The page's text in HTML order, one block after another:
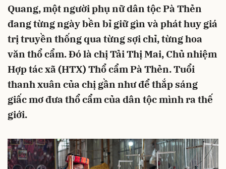
Quang, một người phụ nữ dân tộc Pà Thẻn
đang từng ngày bền bỉ giữ gìn và phát huy giá
trị truyền thống qua từng sợi chỉ, từng hoa
văn thổ cẩm. Đó là chị Tải Thị Mai, Chủ nhiệm
Hợp tác xã (HTX) Thổ cẩm Pà Thẻn. Tuổi
thanh xuân của chị gần như để thắp sáng
giấc mơ đưa thổ cẩm của dân tộc mình ra thế
giới.